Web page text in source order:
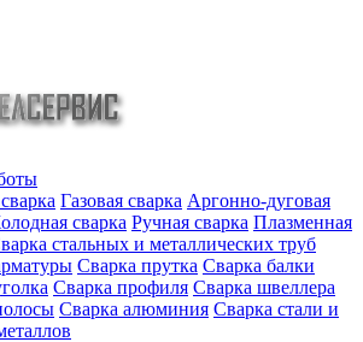
Газовая сварка Аргонно-дуговая
сварка Ручная сварка Плазменная
стальных и металлических труб
Сварка прутка Сварка балки
Сварка профиля Сварка швеллера
Сварка алюминия Сварка стали и